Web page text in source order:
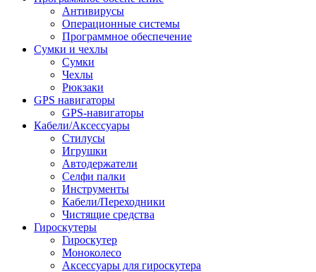
Антивирусы
Операционные системы
Программное обеспечение
Сумки и чехлы
Сумки
Чехлы
Рюкзаки
GPS навигаторы
GPS-навигаторы
Кабели/Аксессуары
Стилусы
Игрушки
Автодержатели
Селфи палки
Инструменты
Кабели/Переходники
Чистящие средства
Гироскутеры
Гироскутер
Моноколесо
Аксессуары для гироскутера